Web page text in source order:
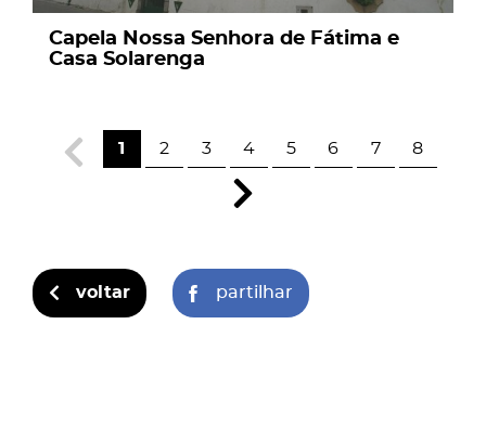
Capela Nossa Senhora de Fátima e
Casa Solarenga
1 2 3 4 5 6 7 8
voltar partilhar